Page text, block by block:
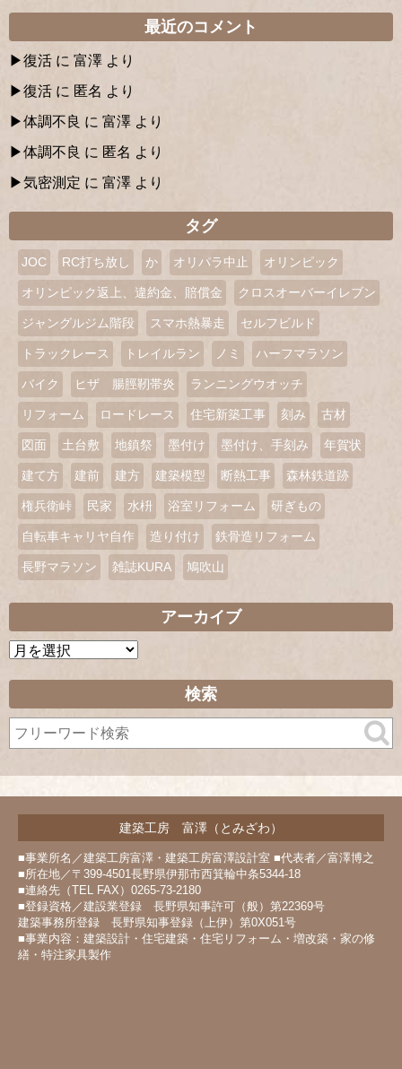
最近のコメント
復活 に 富澤 より
復活 に 匿名 より
体調不良 に 富澤 より
体調不良 に 匿名 より
気密測定 に 富澤 より
タグ
JOC RC打ち放し か オリパラ中止 オリンピック
オリンピック返上、違約金、賠償金 クロスオーバーイレブン
ジャングルジム階段 スマホ熱暴走 セルフビルド
トラックレース トレイルラン ノミ ハーフマラソン
バイク ヒザ 腸脛靭帯炎 ランニングウオッチ
リフォーム ロードレース 住宅新築工事 刻み 古材
図面 土台敷 地鎮祭 墨付け 墨付け、手刻み 年賀状
建て方 建前 建方 建築模型 断熱工事 森林鉄道跡
権兵衛峠 民家 水枡 浴室リフォーム 研ぎもの
自転車キャリヤ自作 造り付け 鉄骨造リフォーム
長野マラソン 雑誌KURA 鳩吹山
アーカイブ
ア
イ
ブ
検索
建築工房 富澤（とみざわ）
■事業所名／建築工房富澤・建築工房富澤設計室 ■代表者／富澤博之
■所在地／〒399-4501長野県伊那市西箕輪中条5344-18
■連絡先（TEL FAX）0265-73-2180
■登録資格／建設業登録 長野県知事許可（般）第22369号
建築事務所登録 長野県知事登録（上伊）第0X051号
■事業内容：建築設計・住宅建築・住宅リフォーム・増改築・家の修
繕・特注家具製作